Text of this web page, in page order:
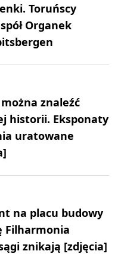
Toruńscy
Organek
znaleźć
historii. Eksponaty
uratowane
na placu budowy
Filharmonia
znikają [zdjęcia]